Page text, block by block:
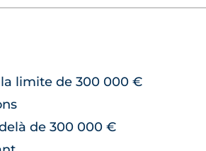
la limite de 300 000 €
de 300 000 €